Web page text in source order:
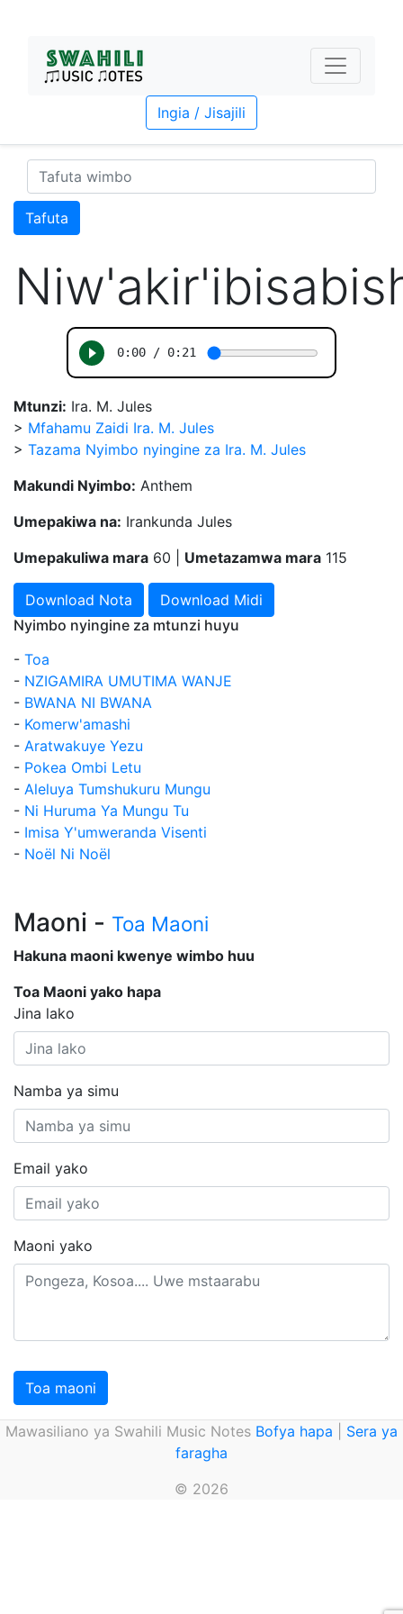
Ingia / Jisajili
Tafuta
Mtunzi: Ira. M. Jules
> Mfahamu Zaidi Ira. M. Jules
> Tazama Nyimbo nyingine za Ira. M. Jules
Makundi Nyimbo: Anthem
Umepakiwa na: Irankunda Jules
Umepakuliwa mara 60 | Umetazamwa mara 115
Download Nota
Download Midi
Nyimbo nyingine za mtunzi huyu
- Toa
- NZIGAMIRA UMUTIMA WANJE
- BWANA NI BWANA
- Komerw'amashi
- Aratwakuye Yezu
- Pokea Ombi Letu
- Aleluya Tumshukuru Mungu
- Ni Huruma Ya Mungu Tu
- Imisa Y'umweranda Visenti
- Noël Ni Noël
Maoni - Toa Maoni
Hakuna maoni kwenye wimbo huu
Toa Maoni yako hapa
Jina lako
Namba ya simu
Email yako
Maoni yako
Toa maoni
Mawasiliano ya Swahili Music Notes Bofya hapa
Sera ya
faragha
© 2026